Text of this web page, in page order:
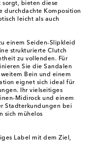
sorgt, bieten diese
durchdachte Komposition
leicht als auch
einem Seiden-Slipkleid
strukturierte Clutch
zu vollenden. Für
Sie die Sandalen
Bein und einem
eignet sich ideal für
Ihr vielseitiges
Midirock und einem
Stadterkundungen bei
sich mühelos
Label mit dem Ziel,